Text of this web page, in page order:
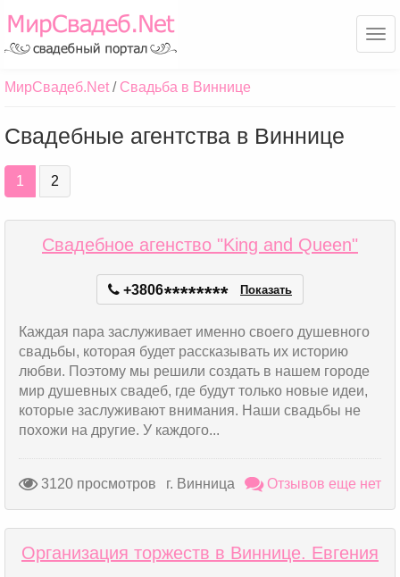
МирСвадеб.Net Свадьба в Виннице
Свадебные агентства в Виннице
1 2
Свадебное агенство "King and Queen"
+3806******** Показать
Каждая пара заслуживает именно своего душевного
свадьбы, которая будет рассказывать их историю
любви. Поэтому мы решили создать в нашем городе
мир душевных свадеб, где будут только новые идеи,
которые заслуживают внимания. Наши свадьбы не
похожи на другие. У каждого...
3120 просмотров г. Винница Отзывов еще нет
Организация торжеств в Виннице. Евгения